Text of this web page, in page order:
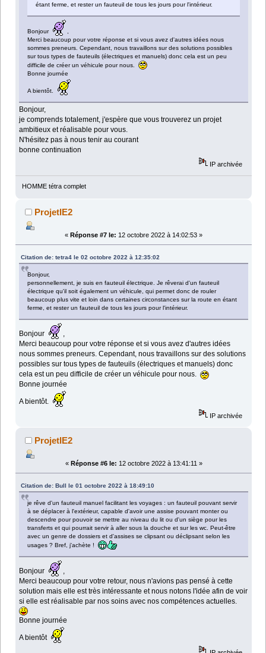
étant ferme, et rester un fauteuil de tous les jours pour l'intérieur.
Bonjour
Merci beaucoup pour votre réponse et si vous avez d'autres idées nous
sommes preneurs. Cependant, nous travaillons sur des solutions possibles
sur tous types de fauteuils (électriques et manuels) donc cela est un peu
difficile de créer un véhicule pour nous.
Bonne journée
A bientôt.
Bonjour,
je comprends totalement, j'espère que vous trouverez un projet
ambitieux et réalisable pour vous.
N'hésitez pas à nous tenir au courant
bonne continuation
IP archivée
HOMME tétra complet
ProjetIE2
« Réponse #7 le: 12 octobre 2022 à 14:02:53 »
Citation de: tetra4 le 02 octobre 2022 à 12:35:02
Bonjour,
personnellement, je suis en fauteuil électrique. Je rêverai d'un fauteuil
électrique qu'il soit également un véhicule, qui permet donc de rouler
beaucoup plus vite et loin dans certaines circonstances sur la route en étant
ferme, et rester un fauteuil de tous les jours pour l'intérieur.
Bonjour
,
Merci beaucoup pour votre réponse et si vous avez d'autres idées
nous sommes preneurs. Cependant, nous travaillons sur des solutions
possibles sur tous types de fauteuils (électriques et manuels) donc
cela est un peu difficile de créer un véhicule pour nous.
Bonne journée
A bientôt.
IP archivée
ProjetIE2
« Réponse #6 le: 12 octobre 2022 à 13:41:11 »
Citation de: Bull le 01 octobre 2022 à 18:49:10
je rêve d'un fauteuil manuel facilitant les voyages : un fauteuil pouvant servir
à se déplacer à l'extérieur, capable d'avoir une assise pouvant monter ou
descendre pour pouvoir se mettre au niveau du lit ou d'un siège pour les
transferts et qui pourrait servir à aller sous la douche et sur les wc. Peut-être
avec un genre de dossiers et d'assises se clipsant ou déclipsant selon les
usages ? Bref, j'achète !
Bonjour
,
Merci beaucoup pour votre retour, nous n'avions pas pensé à cette
solution mais elle est très intéressante et nous notons l'idée afin de voir
si elle est réalisable par nos soins avec nos compétences actuelles.
Bonne journée
A bientôt